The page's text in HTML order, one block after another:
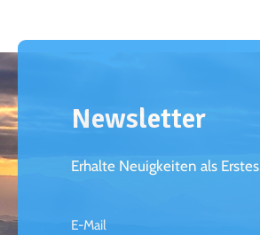
Newsletter
Erhalte Neuigkeiten als Erstes
E-Mail